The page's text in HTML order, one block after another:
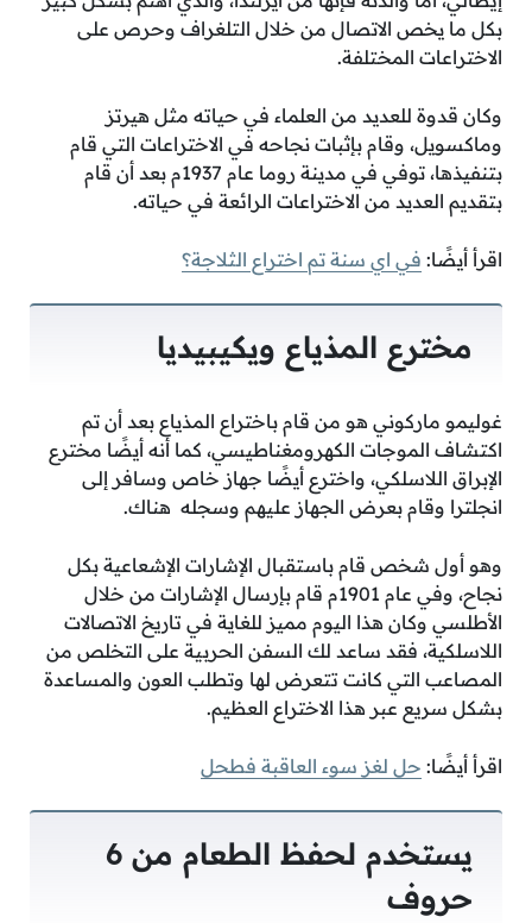
بكل ما يخص الاتصال من خلال التلغراف وحرص على
الاختراعات المختلفة.
وكان قدوة للعديد من العلماء في حياته مثل هيرتز
وماكسويل، وقام بإثبات نجاحه في الاختراعات التي قام
بتنفيذها، توفي في مدينة روما عام 1937م بعد أن قام
بتقديم العديد من الاختراعات الرائعة في حياته.
اقرأ أيضًا: في اي سنة تم اختراع الثلاجة؟
مخترع المذياع ويكيبيديا
غوليمو ماركوني هو من قام باختراع المذياع بعد أن تم
اكتشاف الموجات الكهرومغناطيسي، كما أنه أيضًا مخترع
الإبراق اللاسلكي، واخترع أيضًا جهاز خاص وسافر إلى
انجلترا وقام بعرض الجهاز عليهم وسجله هناك.
وهو أول شخص قام باستقبال الإشارات الإشعاعية بكل
نجاح، وفي عام 1901م قام بإرسال الإشارات من خلال
الأطلسي وكان هذا اليوم مميز للغاية في تاريخ الاتصالات
اللاسلكية، فقد ساعد لك السفن الحربية على التخلص من
المصاعب التي كانت تتعرض لها وتطلب العون والمساعدة
بشكل سريع عبر هذا الاختراع العظيم.
اقرأ أيضًا: حل لغز سوء العاقبة فطحل
يستخدم لحفظ الطعام من 6
حروف